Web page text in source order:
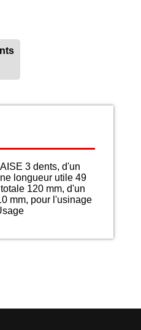
3 dents, d'un
longueur utile 49
120 mm, d'un
mm, pour l'usinage